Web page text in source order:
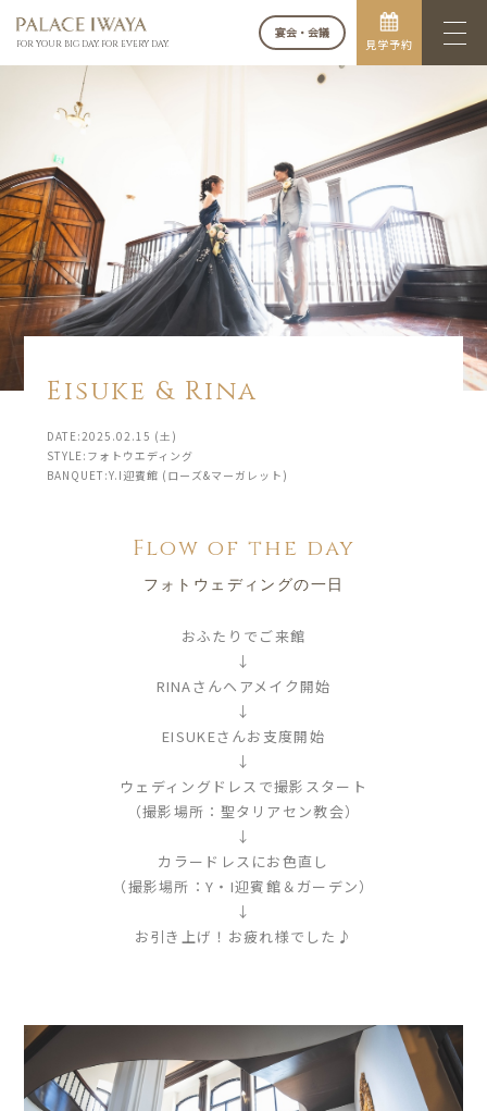
FOR YOUR BIG DAY. FOR EVERY DAY.
宴会・会議
見学予約
Eisuke & Rina
DATE:2025.02.15 (土)
STYLE:フォトウエディング
BANQUET:Y.I迎賓館 (ローズ&マーガレット)
Flow of the day
フォトウェディングの一日
おふたりでご来館
↓
RINAさんヘアメイク開始
↓
EISUKEさんお支度開始
↓
ウェディングドレスで撮影スタート
（撮影場所：聖タリアセン教会）
↓
カラードレスにお色直し
（撮影場所：Y・I迎賓館＆ガーデン）
↓
お引き上げ！お疲れ様でした♪